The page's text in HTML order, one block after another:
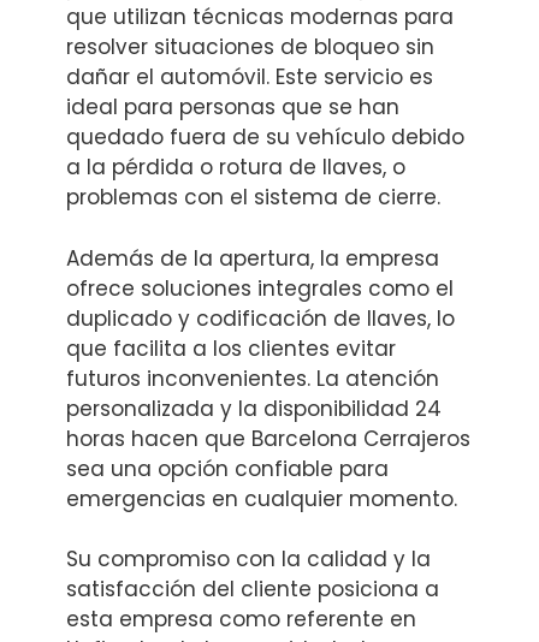
que utilizan técnicas modernas para
resolver situaciones de bloqueo sin
dañar el automóvil. Este servicio es
ideal para personas que se han
quedado fuera de su vehículo debido
a la pérdida o rotura de llaves, o
problemas con el sistema de cierre.
Además de la apertura, la empresa
ofrece soluciones integrales como el
duplicado y codificación de llaves, lo
que facilita a los clientes evitar
futuros inconvenientes. La atención
personalizada y la disponibilidad 24
horas hacen que Barcelona Cerrajeros
sea una opción confiable para
emergencias en cualquier momento.
Su compromiso con la calidad y la
satisfacción del cliente posiciona a
esta empresa como referente en